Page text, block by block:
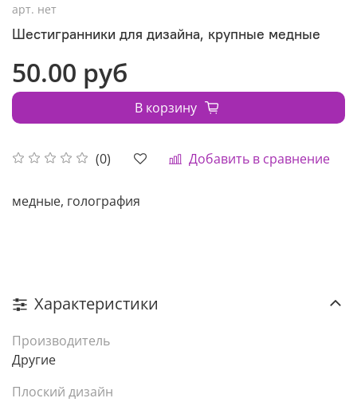
арт. нет
Шестигранники для дизайна, крупные медные
(0) Добавить в сравнение
50.00 руб
В корзину
медные, голография
Характеристики
Производитель
Другие
Плоский дизайн